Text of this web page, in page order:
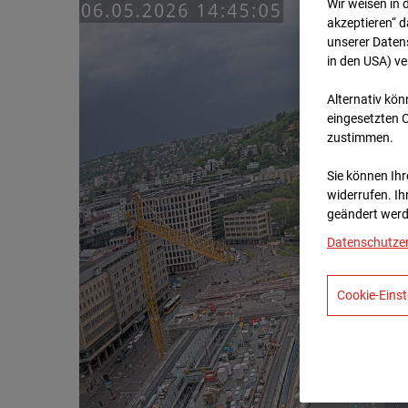
Wir weisen in
akzeptieren“
unserer
in den USA)
Alternativ
eingesetzten
zustimmen.
Sie können
widerrufen.
geändert
Cookie-